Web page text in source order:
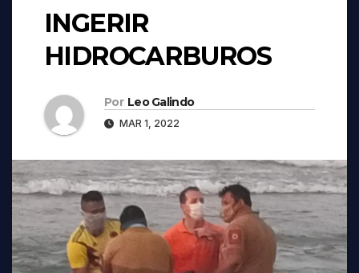
INGERIR
HIDROCARBUROS
Por Leo Galindo
MAR 1, 2022